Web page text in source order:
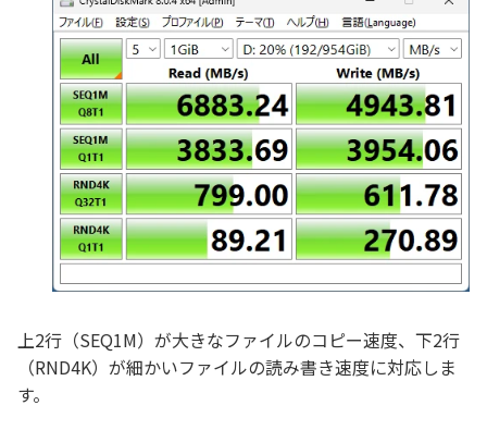
上2行（SEQ1M）が大きなファイルのコピー速度、下2行
（RND4K）が細かいファイルの読み書き速度に対応しま
す。